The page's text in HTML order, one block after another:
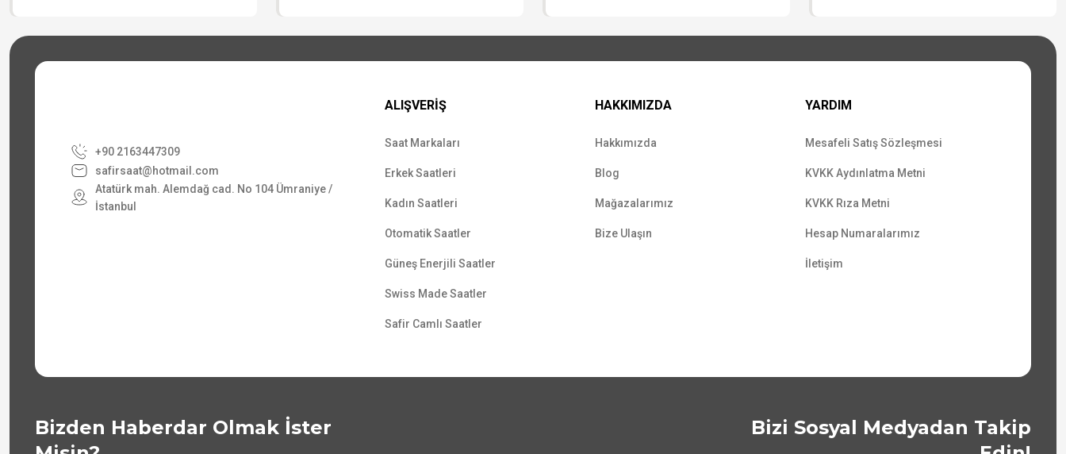
+90 2163447309
safirsaat@hotmail.com
Atatürk mah. Alemdağ cad. No 104 Ümraniye /
İstanbul
ALIŞVERİŞ
Saat Markaları
Erkek Saatleri
Kadın Saatleri
Otomatik Saatler
Güneş Enerjili Saatler
Swiss Made Saatler
Safir Camlı Saatler
HAKKIMIZDA
Hakkımızda
Blog
Mağazalarımız
Bize Ulaşın
YARDIM
Mesafeli Satış Sözleşmesi
KVKK Aydınlatma Metni
KVKK Rıza Metni
Hesap Numaralarımız
İletişim
Bizden Haberdar Olmak İster
Bizi Sosyal Medyadan Takip